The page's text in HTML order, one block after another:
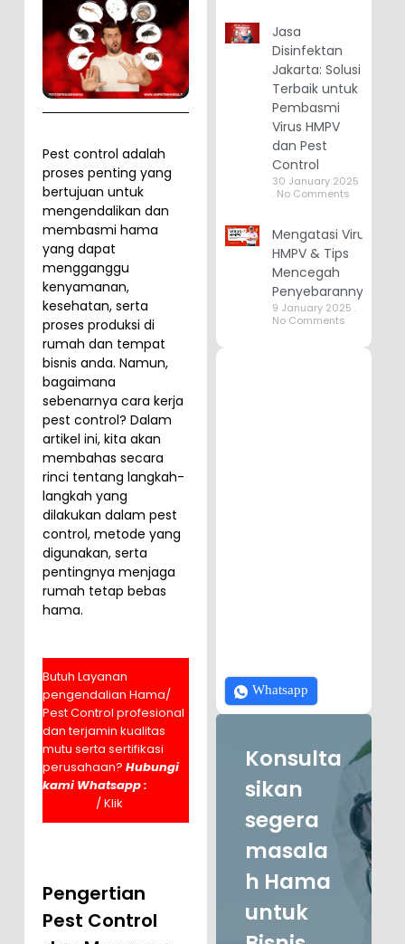
Pest control adalah
proses penting yang
bertujuan untuk
mengendalikan dan
membasmi hama
yang dapat
mengganggu
kenyamanan,
kesehatan, serta
proses produksi di
rumah dan tempat
bisnis anda. Namun,
bagaimana
sebenarnya cara kerja
pest control? Dalam
artikel ini, kita akan
membahas secara
rinci tentang langkah-
langkah yang
dilakukan dalam pest
control, metode yang
digunakan, serta
pentingnya menjaga
rumah tetap bebas
hama.
Butuh Layanan
pengendalian Hama/
Pest Control profesional
dan terjamin kualitas
mutu serta sertifikasi
perusahaan? Hubungi
kami Whatsapp :
/ Klik
Pengertian
Pest Control
Jasa
Disinfektan
Jakarta: Solusi
Terbaik untuk
Pembasmi
Virus HMPV
dan Pest
Control
30 January 2025
No Comments
Mengatasi Virus
HMPV & Tips
Mencegah
Penyebarannya
9 January 2025
No Comments
Whatsapp
Konsulta
sikan
segera
masala
h Hama
untuk